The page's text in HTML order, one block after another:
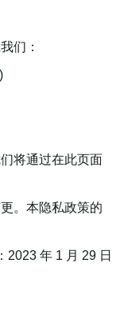
们：
将通过在此页面
。本隐私政策的
2023 年 1 月 29 日